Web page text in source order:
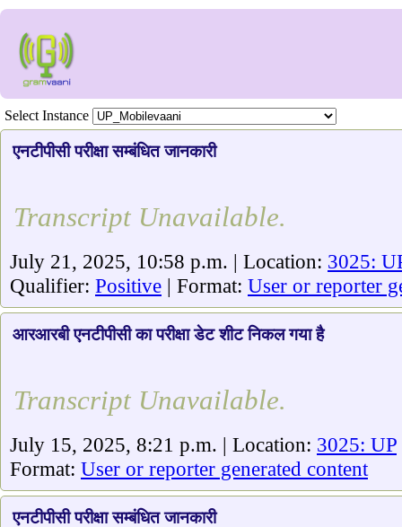
Select Instance
एनटीपीसी परीक्षा सम्बंधित जानकारी
Transcript Unavailable.
July 21, 2025, 10:58 p.m. | Location: 3025:
Qualifier: Positive | Format: User or reporter
आरआरबी एनटीपीसी का परीक्षा डेट शीट निकल गया है
Transcript Unavailable.
July 15, 2025, 8:21 p.m. | Location: 3025: UP
Format: User or reporter generated content
एनटीपीसी परीक्षा सम्बंधित जानकारी